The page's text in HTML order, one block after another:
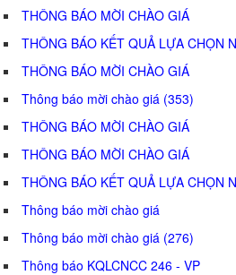
THÔNG BÁO MỜI CHÀO GIÁ
THÔNG BÁO KẾT QUẢ LỰA CHỌN
THÔNG BÁO MỜI CHÀO GIÁ
Thông báo mời chào giá (353)
THÔNG BÁO MỜI CHÀO GIÁ
THÔNG BÁO MỜI CHÀO GIÁ
THÔNG BÁO KẾT QUẢ LỰA CHỌN
Thông báo mời chào giá
Thông báo mời chào giá (276)
Thông báo KQLCNCC 246 - VP